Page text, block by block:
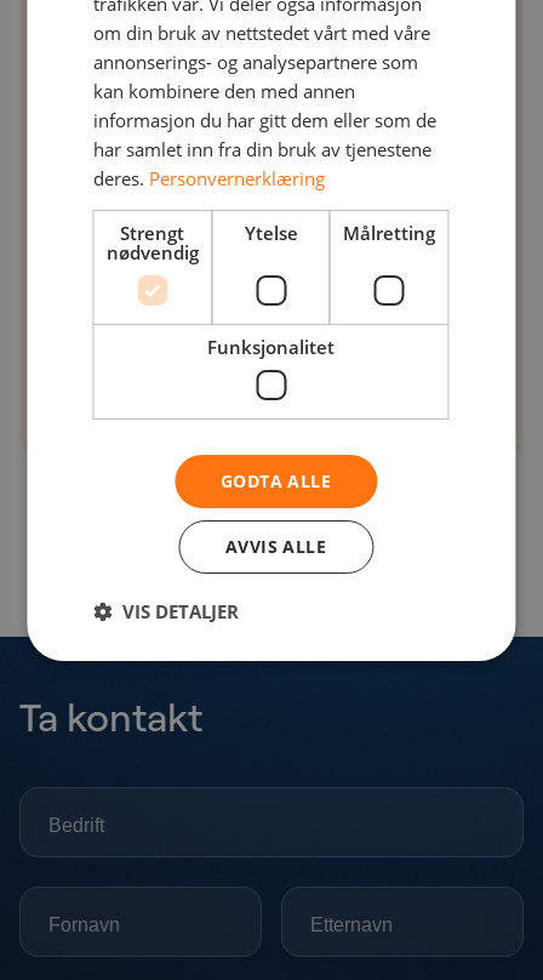
Løsningen fra NetNordic tilbyr vårt
mannskap moderne kommunikasjons-
og underholdningsløsninger. Dette er
viktig for velferden om bord, og for å
være konkurransedyktig i
rekrutteringsprosessen av de beste
sjøfolkene.
Geir Ove Olsen, Prosjektleder i Solstad
Offshore
Ta kontakt
om din bruk av nettstedet vårt med våre
annonserings- og analysepartnere som
kan kombinere den med annen
informasjon du har gitt dem eller som de
har samlet inn fra din bruk av tjenestene
deres. Personvernerklæring
Strengt
nødvendig
Ytelse Målretting
Funksjonalitet
GODTA ALLE
AVVIS ALLE
VIS DETALJER